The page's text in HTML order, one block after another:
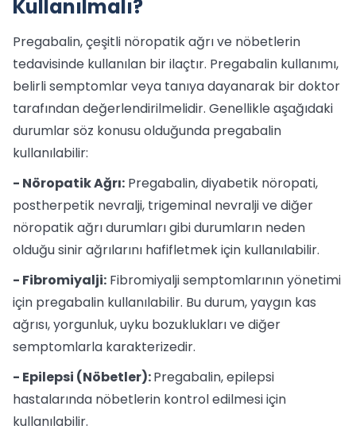
Kullanılmalı?
Pregabalin, çeşitli nöropatik ağrı ve nöbetlerin
tedavisinde kullanılan bir ilaçtır. Pregabalin kullanımı,
belirli semptomlar veya tanıya dayanarak bir doktor
tarafından değerlendirilmelidir. Genellikle aşağıdaki
durumlar söz konusu olduğunda pregabalin
kullanılabilir:
- Nöropatik Ağrı: Pregabalin, diyabetik nöropati,
postherpetik nevralji, trigeminal nevralji ve diğer
nöropatik ağrı durumları gibi durumların neden
olduğu sinir ağrılarını hafifletmek için kullanılabilir.
- Fibromiyalji: Fibromiyalji semptomlarının yönetimi
için pregabalin kullanılabilir. Bu durum, yaygın kas
ağrısı, yorgunluk, uyku bozuklukları ve diğer
semptomlarla karakterizedir.
- Epilepsi (Nöbetler):Pregabalin, epilepsi
hastalarında nöbetlerin kontrol edilmesi için
kullanılabilir.